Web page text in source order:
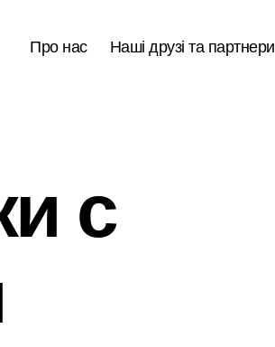
Про нас Наші друзі та партнери
с